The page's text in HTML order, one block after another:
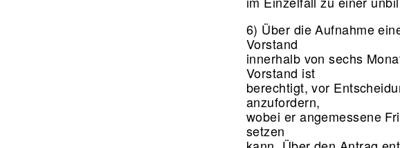
6) Über die Aufnahme
Vorstand
innerhalb von sechs
Vorstand ist
berechtigt, vor
anzufordern,
wobei er angemessene
setzen